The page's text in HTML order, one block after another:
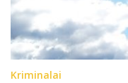
Kriminalai